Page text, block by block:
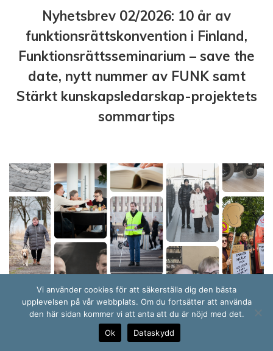
Nyhetsbrev 02/2026: 10 år av
funktionsrättskonvention i Finland,
Funktionsrättsseminarium – save the
date, nytt nummer av FUNK samt
Stärkt kunskapsledarskap-projektets
sommartips
10 år av funktionsrättskonvention i
Vi använder cookies för att säkerställa dig den bästa
upplevelsen på vår webbplats. Om du fortsätter att använda
den här sidan kommer vi att anta att du är nöjd med det.
Ok
Dataskydd